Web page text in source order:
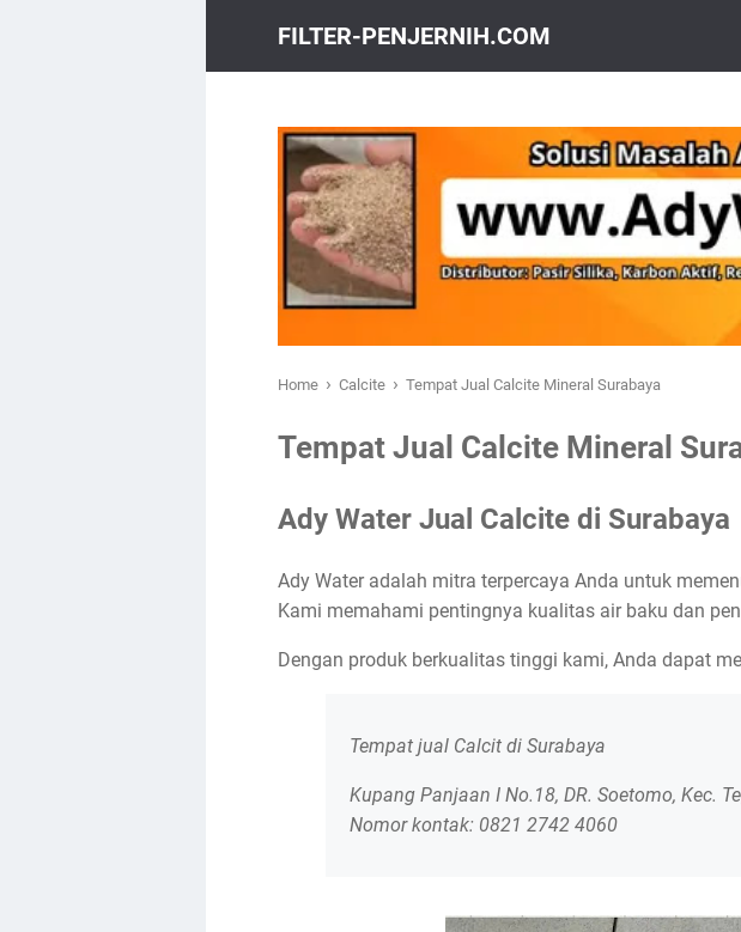
FILTER-PENJERNIH.COM
Home › Calcite › Tempat Jual Calcite Mineral Surabaya
Tempat Jual Calcite Mineral
Ady Water Jual Calcite di Surabaya
Ady Water adalah mitra terpercaya Anda untuk
Kami memahami pentingnya kualitas air baku dan
Dengan produk berkualitas tinggi kami, Anda dapat
Tempat jual Calcit di Surabaya
Kupang Panjaan I No.18, DR. Soetomo, Kec.
Nomor kontak: 0821 2742 4060